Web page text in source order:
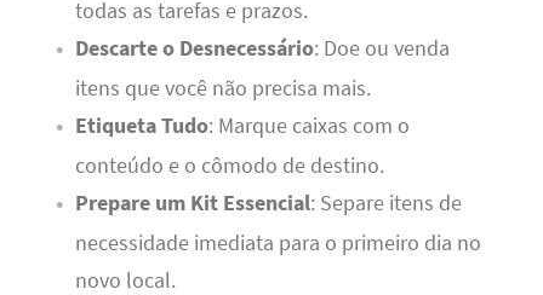
todas as tarefas e prazos.
Descarte o Desnecessário: Doe ou venda
itens que você não precisa mais.
Etiqueta Tudo: Marque caixas com o
conteúdo e o cômodo de destino.
Prepare um Kit Essencial: Separe itens de
necessidade imediata para o primeiro dia no
novo local.